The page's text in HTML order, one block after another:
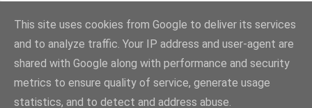
Con la tecnología de Blogger
Imágenes del tema:sebastian-julian
This site uses cookies from Google to deliver its services
and to analyze traffic. Your IP address and user-agent are
shared with Google along with performance and security
metrics to ensure quality of service, generate usage
statistics, and to detect and address abuse.